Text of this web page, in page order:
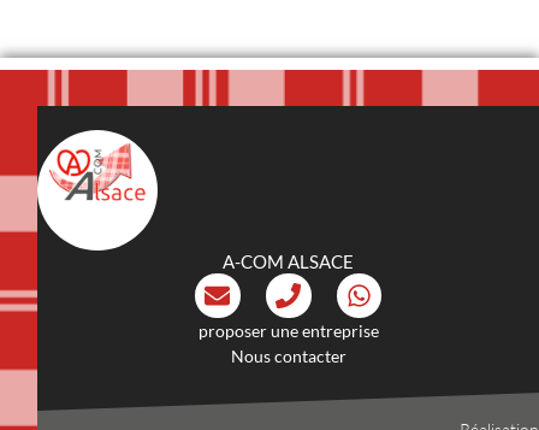
A-COM ALSACE
proposer une entreprise
Nous contacter